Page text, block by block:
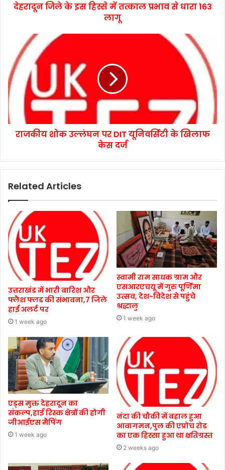
देहरादून जिले के इस हिस्से में तत्काल प्रभाव से धारा 163
लागू
राजकीय शोक उल्लंघन पर DIT यूनिवर्सिटी के खिलाफ
केस दर्ज
Related Articles
उत्तराखंड में भारी बारिश और
फ्लैश फ्लड की संभावना,7 जिले
हाई अलर्ट पर
1 week ago
स्वामी राम साधक ग्राम और
एसआरएचयू में गुरु पूर्णिमा
उत्सव, देश-विदेश से पहुंचे
श्रद्धालु
1 week ago
एड्स मुक्त देहरादून का
संकल्प,हाई रिस्क क्षेत्रों की होगी
जीआईएस मैपिंग
1 week ago
नंदा की चौकी में बहाल हुआ
आवागमन,पुल की एप्रोच रोड
का एक हिस्सा हुआ था क्षतिग्रस्त
2 weeks ago